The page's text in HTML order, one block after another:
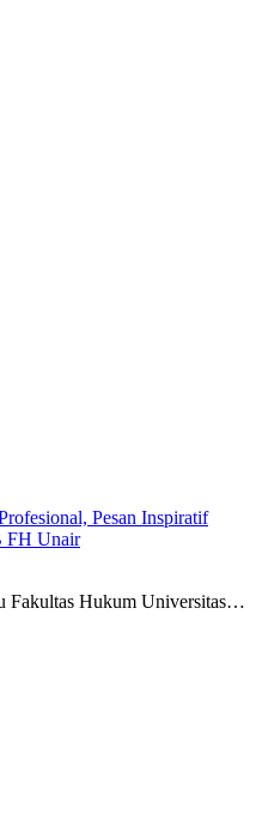
Pesan Inspiratif
FH Unair
Fakultas Hukum Universitas…